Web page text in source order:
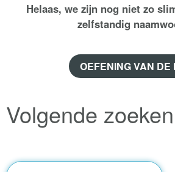
Helaas, we zijn nog niet zo
zelfstandig
OEFENING VAN DE
Volgende zoeken